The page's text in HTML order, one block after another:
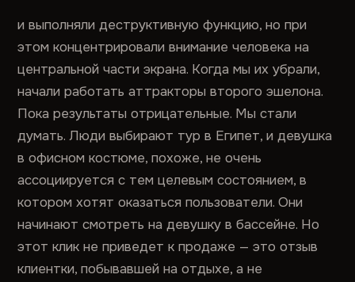
и выполняли деструктивную функцию, но при
этом концентрировали внимание человека на
центральной части экрана. Когда мы их убрали,
начали работать аттракторы второго эшелона.
Пока результаты отрицательные. Мы стали
думать. Люди выбирают тур в Египет, и девушка
в офисном костюме, похоже, не очень
ассоциируется с тем целевым состоянием, в
котором хотят оказаться пользователи. Они
начинают смотреть на девушку в бассейне. Но
этот клик не приведет к продаже — это отзыв
клиентки, побывавшей на отдыхе, а не